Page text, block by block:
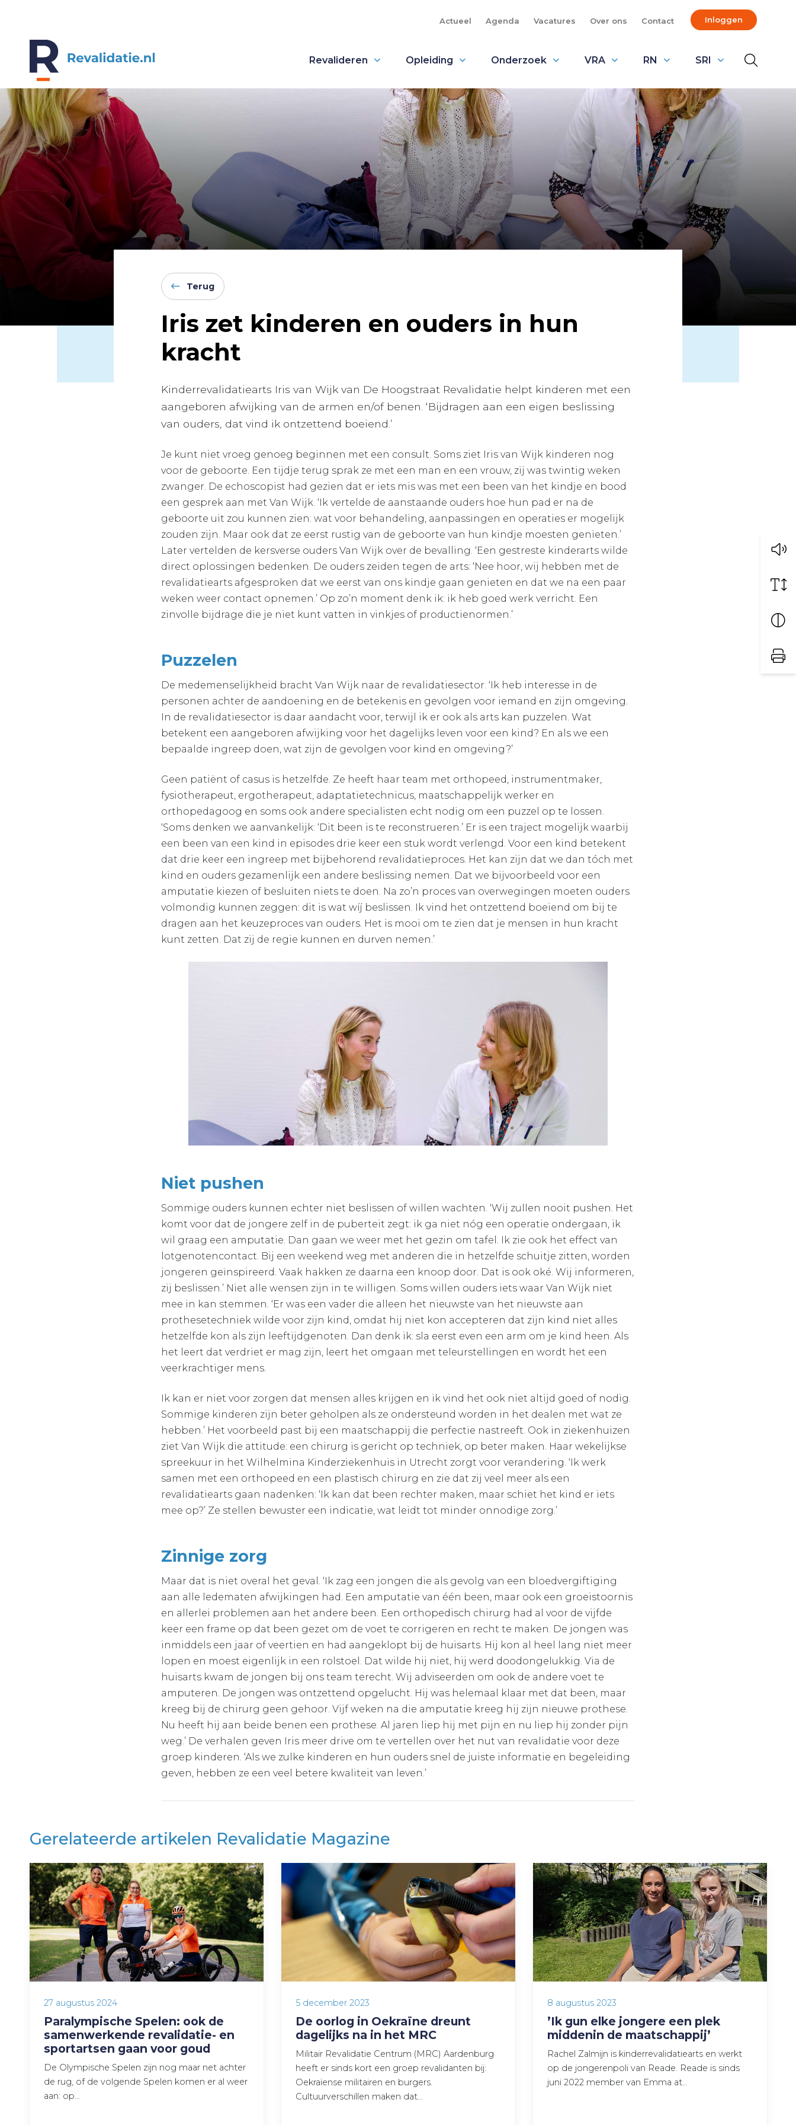
Actueel Agenda Vacatures Over ons Contact Inloggen
REVALIDATIE.NL
Revalideren Opleiding Onderzoek VRA RN SRI
Terug
Iris zet kinderen en ouders in hun
kracht
Kinderrevalidatiearts Iris van Wijk van De Hoogstraat Revalidatie helpt kinderen met een
aangeboren afwijking van de armen en/of benen. ‘Bijdragen aan een eigen beslissing
van ouders, dat vind ik ontzettend boeiend.’
Je kunt niet vroeg genoeg beginnen met een consult. Soms ziet Iris van Wijk kinderen nog
voor de geboorte. Een tijdje terug sprak ze met een man en een vrouw, zij was twintig weken
zwanger. De echoscopist had gezien dat er iets mis was met een been van het kindje en bood
een gesprek aan met Van Wijk. ‘Ik vertelde de aanstaande ouders hoe hun pad er na de
geboorte uit zou kunnen zien: wat voor behandeling, aanpassingen en operaties er mogelijk
zouden zijn. Maar ook dat ze eerst rustig van de geboorte van hun kindje moesten genieten.’
Later vertelden de kersverse ouders Van Wijk over de bevalling. ‘Een gestreste kinderarts wilde
direct oplossingen bedenken. De ouders zeiden tegen de arts: ‘Nee hoor, wij hebben met de
revalidatiearts afgesproken dat we eerst van ons kindje gaan genieten en dat we na een paar
weken weer contact opnemen.’ Op zo’n moment denk ik: ik heb goed werk verricht. Een
zinvolle bijdrage die je niet kunt vatten in vinkjes of productienormen.’
Puzzelen
De medemenselijkheid bracht Van Wijk naar de revalidatiesector. ‘Ik heb interesse in de
personen achter de aandoening en de betekenis en gevolgen voor iemand en zijn omgeving.
In de revalidatiesector is daar aandacht voor, terwijl ik er ook als arts kan puzzelen. Wat
betekent een aangeboren afwijking voor het dagelijks leven voor een kind? En als we een
bepaalde ingreep doen, wat zijn de gevolgen voor kind en omgeving?’
Geen patiënt of casus is hetzelfde. Ze heeft haar team met orthopeed, instrumentmaker,
fysiotherapeut, ergotherapeut, adaptatietechnicus, maatschappelijk werker en
orthopedagoog en soms ook andere specialisten echt nodig om een puzzel op te lossen.
‘Soms denken we aanvankelijk: ‘Dit been is te reconstrueren.’ Er is een traject mogelijk waarbij
een been van een kind in episodes drie keer een stuk wordt verlengd. Voor een kind betekent
dat drie keer een ingreep met bijbehorend revalidatieproces. Het kan zijn dat we dan tóch met
kind en ouders gezamenlijk een andere beslissing nemen. Dat we bijvoorbeeld voor een
amputatie kiezen of besluiten niets te doen. Na zo’n proces van overwegingen moeten ouders
volmondig kunnen zeggen: dit is wat wíj beslissen. Ik vind het ontzettend boeiend om bij te
dragen aan het keuzeproces van ouders. Het is mooi om te zien dat je mensen in hun kracht
kunt zetten. Dat zij de regie kunnen en durven nemen.’
Niet pushen
Sommige ouders kunnen echter niet beslissen of willen wachten. ‘Wij zullen nooit pushen. Het
komt voor dat de jongere zelf in de puberteit zegt: ik ga niet nóg een operatie ondergaan, ik
wil graag een amputatie. Dan gaan we weer met het gezin om tafel. Ik zie ook het effect van
lotgenotencontact. Bij een weekend weg met anderen die in hetzelfde schuitje zitten, worden
jongeren geïnspireerd. Vaak hakken ze daarna een knoop door. Dat is ook oké. Wij informeren,
zij beslissen.’ Niet alle wensen zijn in te willigen. Soms willen ouders iets waar Van Wijk niet
mee in kan stemmen. ‘Er was een vader die alleen het nieuwste van het nieuwste aan
prothesetechniek wilde voor zijn kind, omdat hij niet kon accepteren dat zijn kind niet alles
hetzelfde kon als zijn leeftijdgenoten. Dan denk ik: sla eerst even een arm om je kind heen. Als
het leert dat verdriet er mag zijn, leert het omgaan met teleurstellingen en wordt het een
veerkrachtiger mens.
Ik kan er niet voor zorgen dat mensen alles krijgen en ik vind het ook niet altijd goed of nodig.
Sommige kinderen zijn beter geholpen als ze ondersteund worden in het dealen met wat ze
hebben.’ Het voorbeeld past bij een maatschappij die perfectie nastreeft. Ook in ziekenhuizen
ziet Van Wijk die attitude: een chirurg is gericht op techniek, op beter maken. Haar wekelijkse
spreekuur in het Wilhelmina Kinderziekenhuis in Utrecht zorgt voor verandering. ‘Ik werk
samen met een orthopeed en een plastisch chirurg en zie dat zij veel meer als een
revalidatiearts gaan nadenken: ‘Ik kan dat been rechter maken, maar schiet het kind er iets
mee op?’ Ze stellen bewuster een indicatie, wat leidt tot minder onnodige zorg.’
Zinnige zorg
Maar dat is niet overal het geval. ‘Ik zag een jongen die als gevolg van een bloedvergiftiging
aan alle ledematen afwijkingen had. Een amputatie van één been, maar ook een groeistoornis
en allerlei problemen aan het andere been. Een orthopedisch chirurg had al voor de vijfde
keer een frame op dat been gezet om de voet te corrigeren en recht te maken. De jongen was
inmiddels een jaar of veertien en had aangeklopt bij de huisarts. Hij kon al heel lang niet meer
lopen en moest eigenlijk in een rolstoel. Dat wilde hij niet, hij werd doodongelukkig. Via de
huisarts kwam de jongen bij ons team terecht. Wij adviseerden om ook de andere voet te
amputeren. De jongen was ontzettend opgelucht. Hij was helemaal klaar met dat been, maar
kreeg bij de chirurg geen gehoor. Vijf weken na die amputatie kreeg hij zijn nieuwe prothese.
Nu heeft hij aan beide benen een prothese. Al jaren liep hij met pijn en nu liep hij zonder pijn
weg.’ De verhalen geven Iris meer drive om te vertellen over het nut van revalidatie voor deze
groep kinderen. ‘Als we zulke kinderen en hun ouders snel de juiste informatie en begeleiding
geven, hebben ze een veel betere kwaliteit van leven.’
Gerelateerde artikelen Revalidatie Magazine
27 augustus 2024
Paralympische Spelen: ook de
samenwerkende revalidatie- en
sportartsen gaan voor goud
De Olympische Spelen zijn nog maar net achter
de rug, of de volgende Spelen komen er al weer
aan: op…
5 december 2023
De oorlog in Oekraïne dreunt
dagelijks na in het MRC
Militair Revalidatie Centrum (MRC) Aardenburg
heeft er sinds kort een groep revalidanten bij:
Oekraïense militairen en burgers.
Cultuurverschillen maken dat…
8 augustus 2023
’Ik gun elke jongere een plek
middenin de maatschappij’
Rachel Zalmijn is kinderrevalidatiearts en werkt
op de jongerenpoli van Reade. Reade is sinds
juni 2022 member van Emma at…